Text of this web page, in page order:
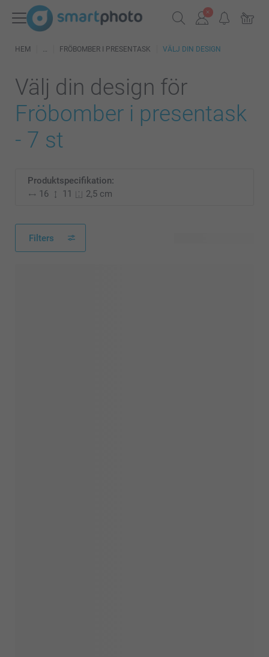
HEM FRÖBOMBER I PRESENTASK VÄLJ DIN DESIGN
Välj din design för
Fröbomber i presentask
- 7 st
Produktspecifikation:
16
11 2,5 cm
Filters